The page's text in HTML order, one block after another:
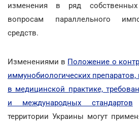
изменения в ряд
вопросам параллельного
средств.
Изменениями в Положение о
иммунобиологических
в медицинской практике,
и международных стандартов
территории Украины могут